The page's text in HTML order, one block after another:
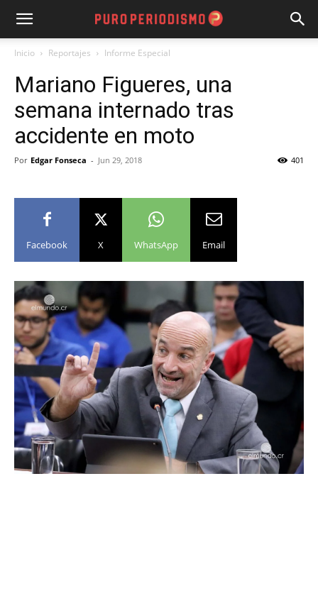
Inicio Reportajes Informe Especial
Mariano Figueres, una
semana internado tras
accidente en moto
Por Edgar Fonseca - Jun 29, 2018 401
Facebook X WhatsApp Email